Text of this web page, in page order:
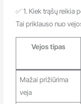
✅ 1. Kiek trąšų reikia
Tai priklauso nuo
Vejos tipas
Mažai prižiūrima
veja